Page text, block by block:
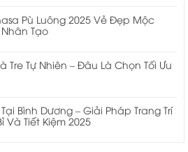
Pù Luông 2025 Vẻ Đẹp Mộc
Tạo
Tre Tự Nhiên – Đâu Là Chọn Tối Ưu
Bình Dương – Giải Pháp Trang Trí
Và Tiết Kiệm 2025